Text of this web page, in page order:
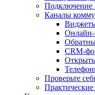
Подключение
Каналы
Онлайн-
CRM-
Проверьте
Практические